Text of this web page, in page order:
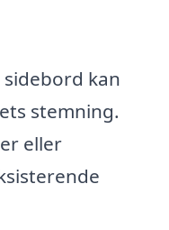
kan
stemning.
eller